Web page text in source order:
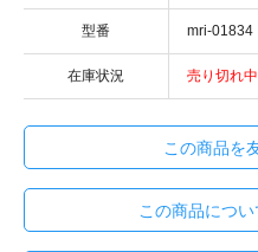
型番 mri-01834
在庫状況 売り切れ中
この商品を
この商品につ